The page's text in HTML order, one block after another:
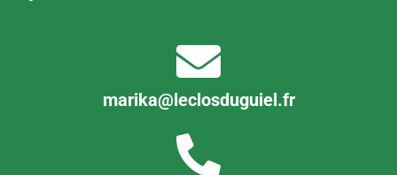
marika@leclosduguiel.fr